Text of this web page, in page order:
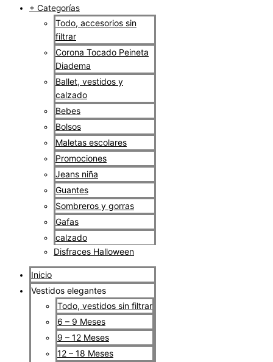
+ Categorías
Todo, accesorios sin
filtrar
Corona Tocado Peineta
Diadema
Ballet, vestidos y
calzado
Bebes
Bolsos
Maletas escolares
Promociones
Jeans niña
Guantes
Sombreros y gorras
Gafas
calzado
Disfraces Halloween
Inicio
Vestidos elegantes
Todo, vestidos sin filtrar
6 – 9 Meses
9 – 12 Meses
12 – 18 Meses